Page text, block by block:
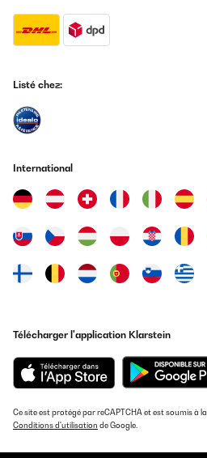
Listé chez:
International
Télécharger l'application Klarstein
Ce site est protégé par reCAPTCHA et est soumis à la
Conditions d'utilisation de Google.